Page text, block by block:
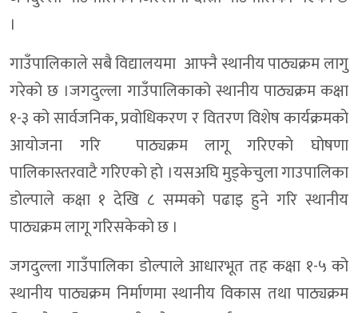
।
गाउँपालिकाले सबै विद्यालयमा आफ्नै स्थानीय पाठ्यक्रम लागु
गरेको छ ।जगदुल्ला गाउँपालिकाको स्थानीय पाठ्यक्रम कक्षा
१-३ को सार्वजनिक, प्रवोधिकरण र वितरण विशेष कार्यक्रमकाे
आयाेजना गरि पाठ्यक्रम लागू गरिएकाे घाेषणा
पालिकास्तरवाटै गरिएकाे हाे ।यसअघि मुड्केचुला गाउपालिका
डाेल्पाले कक्षा १ देखि ८ सम्मकाे पढाइ हुने गरि स्थानीय
पाठ्यक्रम लागू गरिसकेकाे छ ।
जगदुल्ला गाउँपालिका डोल्पाले आधारभूत तह कक्षा १-५ को
स्थानीय पाठ्यक्रम निर्माणमा स्थानीय विकास तथा पाठ्यक्रम